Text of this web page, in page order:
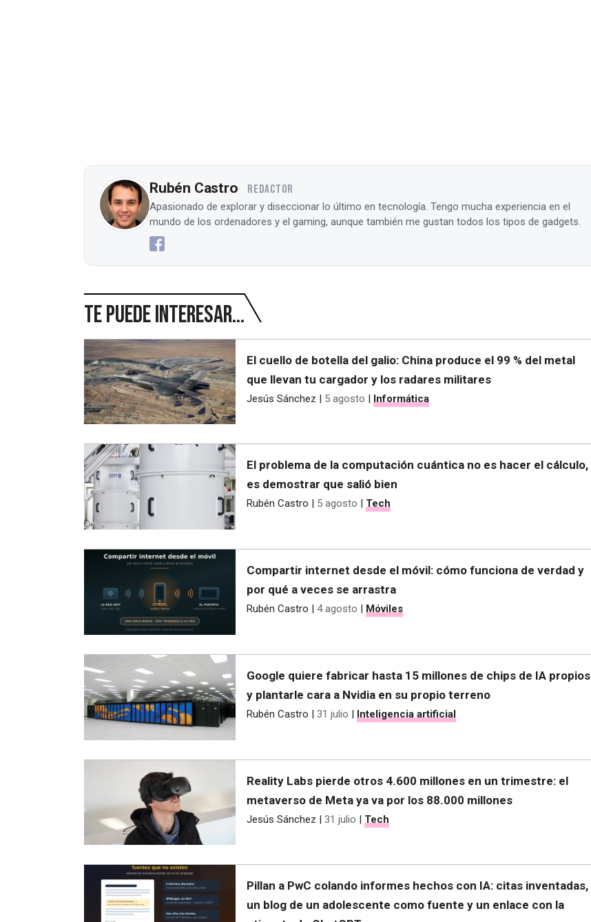
Rubén Castro REDACTOR
Apasionado de explorar y diseccionar lo último en tecnología. Tengo mucha experiencia en el
mundo de los ordenadores y el gaming, aunque también me gustan todos los tipos de gadgets.
Te puede interesar...
El cuello de botella del galio: China produce el 99 % del metal
que llevan tu cargador y los radares militares
Jesús Sánchez | 5 agosto | Informática
El problema de la computación cuántica no es hacer el cálculo,
es demostrar que salió bien
Rubén Castro 5 agosto Tech
Compartir internet desde el móvil: cómo funciona de verdad y
por qué a veces se arrastra
Rubén Castro | 4 agosto | Móviles
Google quiere fabricar hasta 15 millones de chips de IA propios
y plantarle cara a Nvidia en su propio terreno
Rubén Castro | 31 julio | Inteligencia artificial
Reality Labs pierde otros 4.600 millones en un trimestre: el
metaverso de Meta ya va por los 88.000 millones
Jesús Sánchez | 31 julio | Tech
Pillan a PwC colando informes hechos con IA: citas inventadas,
un blog de un adolescente como fuente y un enlace con la